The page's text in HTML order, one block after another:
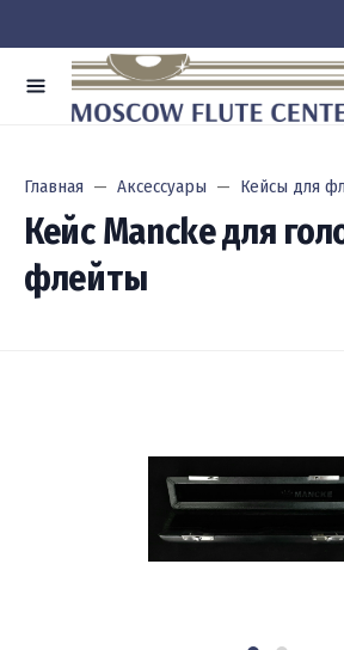
Главная Аксессуары Кейсы для
Кейс Mancke для
флейты